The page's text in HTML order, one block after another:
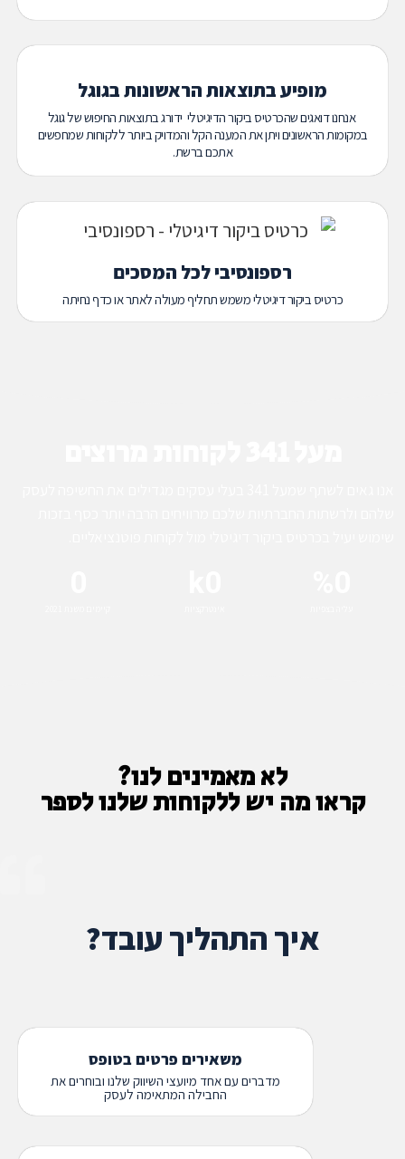
מופיע בתוצאות הראשונות בגוגל
אנחנו דואגים שהכרטיס ביקור הדיגיטלי ידורג בתוצאות החיפוש של גוגל
במקומות הראשונים ויתן את המענה הקל והמדויק ביותר ללקוחות שמחפשים
אתכם ברשת.
רספונסיבי לכל המסכים
כרטיס ביקור דיגיטלי משמש תחליף מעולה לאתר או כדף נחיתה
לא מאמינים לנו?
קראו מה יש ללקוחות שלנו לספר
איך התהליך עובד?
משאירים פרטים בטופס
מדברים עם אחד מיועצי השיווק שלנו ובוחרים את
החבילה המתאימה לעסק